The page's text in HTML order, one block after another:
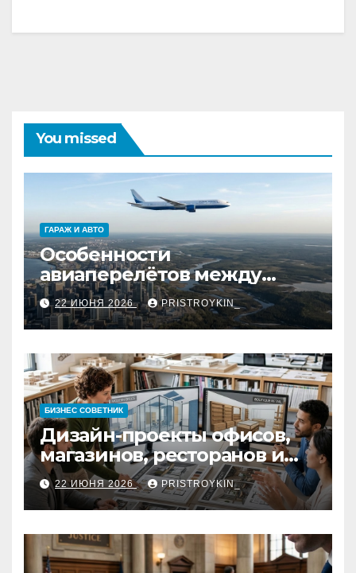
You missed
ГАРАЖ И АВТО
Особенности
авиаперелётов между
европейской частью
страны и дальневосточным
регионом
22 ИЮНЯ 2026 PRISTROYKIN_
БИЗНЕС СОВЕТНИК
Дизайн-проекты офисов,
магазинов, ресторанов и
кафе: концепция, 3D-
визуализация, рабочие
чертежи и документация
22 ИЮНЯ 2026 PRISTROYKIN_